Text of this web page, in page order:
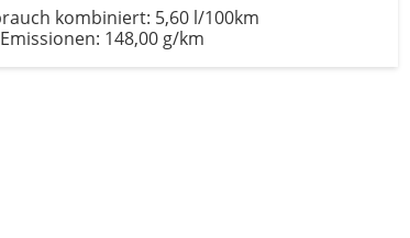
kombiniert: 5,60 l/100km
148,00 g/km